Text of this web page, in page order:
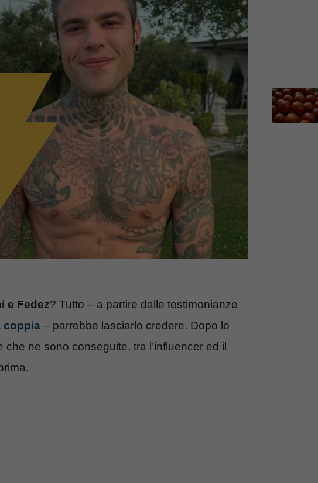
e Fedez? Tutto – a partire dalle testimonianze
coppia – parrebbe lasciarlo credere. Dopo lo
ne sono conseguite, tra l’influencer ed il